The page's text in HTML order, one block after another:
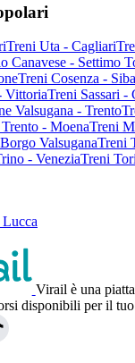
Treni Uta - Cagliari
Canavese - Settimo
Treni Cosenza -
VittoriaTreni Sassari -
Valsugana - Trento
- MoenaTreni
ValsuganaTreni
- VeneziaTreni
Virail è una
disponibili per il